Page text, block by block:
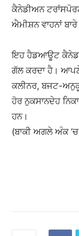
ਕੈਨੇਡੀਅਨ
ਐਮੀਸ਼ਨ ਵਾਹਨਾਂ
ਇਹ ਹੈਡਆਊਟ ਕੈਨੇਡਾ
ਗੱਲ ਕਰਦਾ ਹੈ।
ਕਲੀਨਰ, ਬਜਟ-
ਹੋਰ ਨੁਕਸਾਨਦੇਹ
ਹਨ।
(ਬਾਕੀ ਅਗਲੇ ਅੰਕ